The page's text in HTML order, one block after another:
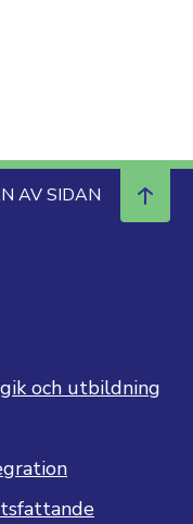
AV SIDAN
och utbildning